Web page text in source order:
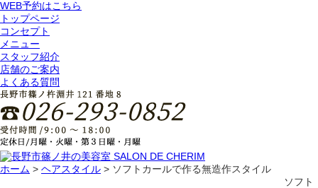
WEB予約はこちら
トップページ
コンセプト
メニュー
スタッフ紹介
店舗のご案内
よくある質問
ホーム > ヘアスタイル > ソフトカールで作る無造作スタイル
ソフト